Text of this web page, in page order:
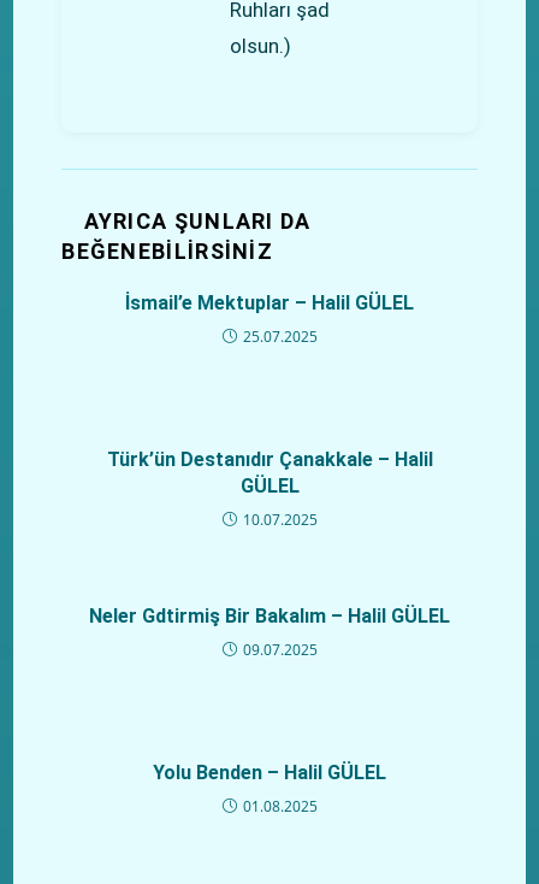
Ruhları şad
olsun.)
AYRICA ŞUNLARI DA
BEĞENEBILIRSINIZ
İsmail’e Mektuplar – Halil GÜLEL
25.07.2025
Türk’ün Destanıdır Çanakkale – Halil
GÜLEL
10.07.2025
Neler Gdtirmiş Bir Bakalım – Halil GÜLEL
09.07.2025
Yolu Benden – Halil GÜLEL
01.08.2025